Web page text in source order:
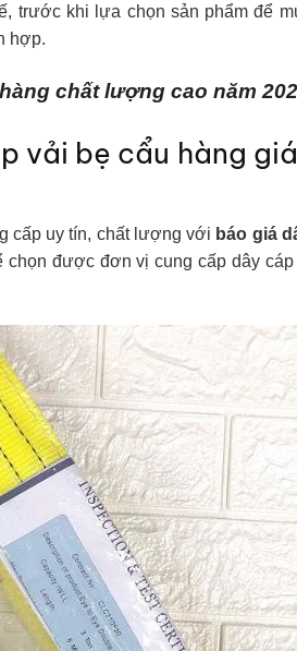
trước khi lựa chọn sản phẩm để
hợp.
chất lượng cao năm
vải bẹ cẩu hàng
cấp uy tín, chất lượng với báo giá
chọn được đơn vị cung cấp dây